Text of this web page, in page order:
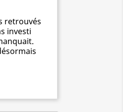
retrouvés
investi